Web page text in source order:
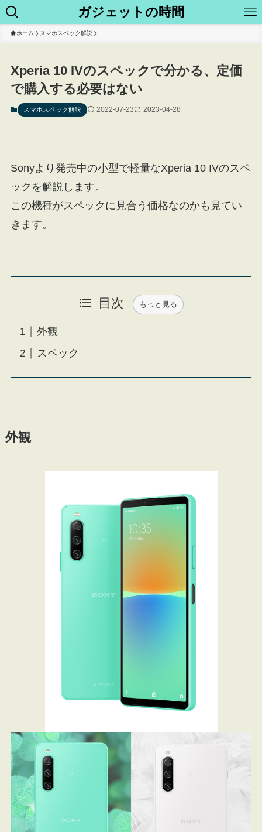
ガジェットの時間
ホーム スマホスペック解説
Xperia 10 IVのスペックで分かる、定価
で購入する必要はない
スマホスペック解説 2022-07-23 2023-04-28
Sonyより発売中の小型で軽量なXperia 10 IVのスペ
ックを解説します。
この機種がスペックに見合う価格なのかも見てい
きます。
目次 もっと見る
外観
スペック
外観